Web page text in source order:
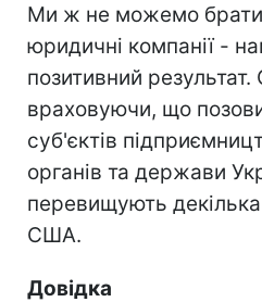
Ми ж не можемо брати
юридичні компанії -
позитивний
враховуючи, що
суб'єктів
органів та держави
перевищують
США.
Довідка